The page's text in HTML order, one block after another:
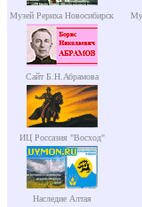
Музей Рериха Новосибирск
Сайт Б.Н.Абрамова
ИЦ Россазия "Восход"
Наследие Алтая